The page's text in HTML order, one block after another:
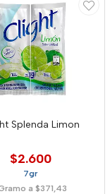
Splenda Limon
$2.600
7gr
a $371,43